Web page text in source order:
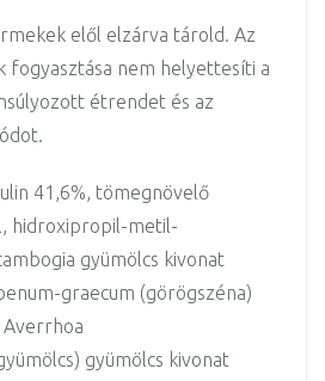
elől elzárva tárold. Az
fogyasztása nem helyettesíti a
étrendet és az
41,6%, tömegnövelő
hidroxipropil-metil-
gyümölcs kivonat
graecum (görögszéna)
Averrhoa
gyümölcs kivonat